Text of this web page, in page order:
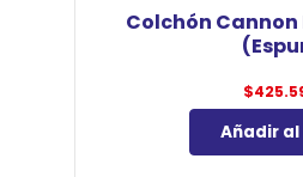
Colchón Cannon
$
Añadir